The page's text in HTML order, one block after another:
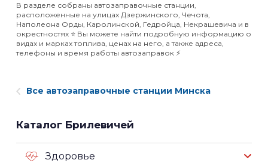
В разделе собраны автозаправочные станции,
расположенные на улицах Дзержинского, Чечота,
Наполеона Орды, Каролинской, Гедройца, Некрашевича и в
окрестностях ⭐️ Вы можете найти подробную информацию о
видах и марках топлива, ценах на него, а также адреса,
телефоны и время работы автозаправок ⚡️
Все автозаправочные станции Минска
Каталог Брилевичей
Здоровье